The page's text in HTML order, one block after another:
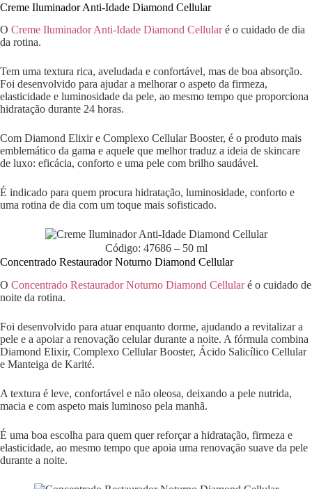
Creme Iluminador Anti-Idade Diamond Cellular
O Creme Iluminador Anti-Idade Diamond Cellularé o cuidado de dia
da rotina.
Tem uma textura rica, aveludada e confortável, mas de boa absorção.
Foi desenvolvido para ajudar a melhorar o aspeto da firmeza,
elasticidade e luminosidade da pele, ao mesmo tempo que proporciona
hidratação durante 24 horas.
Com Diamond Elixir e Complexo Cellular Booster, é o produto mais
emblemático da gama e aquele que melhor traduz a ideia de skincare
de luxo: eficácia, conforto e uma pele com brilho saudável.
É indicado para quem procura hidratação, luminosidade, conforto e
uma rotina de dia com um toque mais sofisticado.
Código: 47686 – 50 ml
Concentrado Restaurador Noturno Diamond Cellular
O Concentrado Restaurador Noturno Diamond Cellularé o cuidado de
noite da rotina.
Foi desenvolvido para atuar enquanto dorme, ajudando a revitalizar a
pele e a apoiar a renovação celular durante a noite. A fórmula combina
Diamond Elixir, Complexo Cellular Booster, Ácido Salicílico Cellular
e Manteiga de Karité.
A textura é leve, confortável e não oleosa, deixando a pele nutrida,
macia e com aspeto mais luminoso pela manhã.
É uma boa escolha para quem quer reforçar a hidratação, firmeza e
elasticidade, ao mesmo tempo que apoia uma renovação suave da pele
durante a noite.